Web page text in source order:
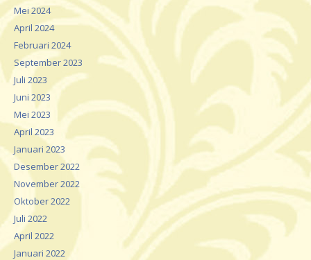
Mei 2024
April 2024
Februari 2024
September 2023
Juli 2023
Juni 2023
Mei 2023
April 2023
Januari 2023
Desember 2022
November 2022
Oktober 2022
Juli 2022
April 2022
Januari 2022